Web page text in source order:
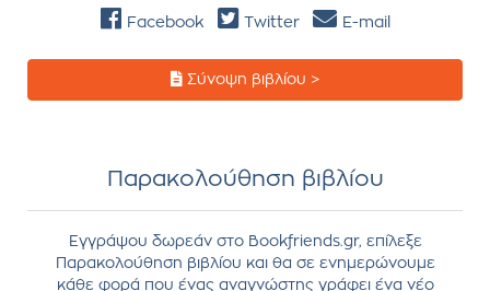
Facebook Twitter E-mail
Σύνοψη βιβλίου >
Παρακολούθηση βιβλίου
Εγγράψου δωρεάν στο Bookfriends.gr, επίλεξε
Παρακολούθηση βιβλίου και θα σε ενημερώνουμε
κάθε φορά που ένας αναγνώστης γράφει ένα νέο